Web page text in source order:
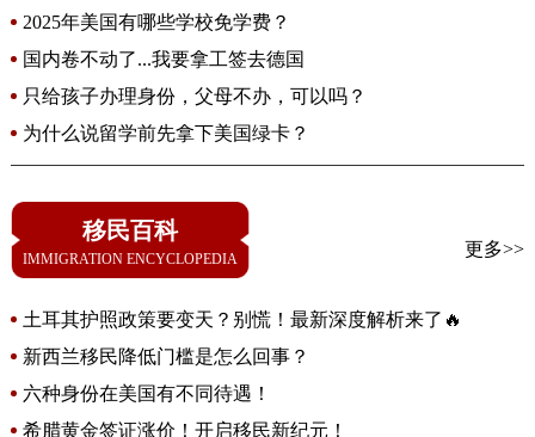
2025年美国有哪些学校免学费？
国内卷不动了...我要拿工签去德国
只给孩子办理身份，父母不办，可以吗？
为什么说留学前先拿下美国绿卡？
移民百科
IMMIGRATION ENCYCLOPEDIA 更多>>
土耳其护照政策要变天？别慌！最新深度解析来了🔥
新西兰移民降低门槛是怎么回事？
六种身份在美国有不同待遇！
希腊黄金签证涨价！开启移民新纪元！